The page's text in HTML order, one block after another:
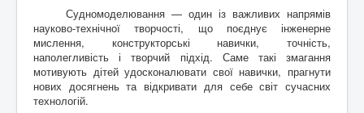
Судномоделювання — один із важливих напрямів
науково-технічної творчості, що поєднує інженерне
мислення, конструкторські навички, точність,
наполегливість і творчий підхід. Саме такі змагання
мотивують дітей удосконалювати свої навички, прагнути
нових досягнень та відкривати для себе світ сучасних
технологій.